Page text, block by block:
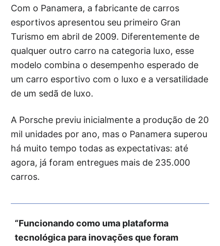
Com o Panamera, a fabricante de carros
esportivos apresentou seu primeiro Gran
Turismo em abril de 2009. Diferentemente de
qualquer outro carro na categoria luxo, esse
modelo combina o desempenho esperado de
um carro esportivo com o luxo e a versatilidade
de um sedã de luxo.
A Porsche previu inicialmente a produção de 20
mil unidades por ano, mas o Panamera superou
há muito tempo todas as expectativas: até
agora, já foram entregues mais de 235.000
carros.
“Funcionando como uma plataforma
tecnológica para inovações que foram